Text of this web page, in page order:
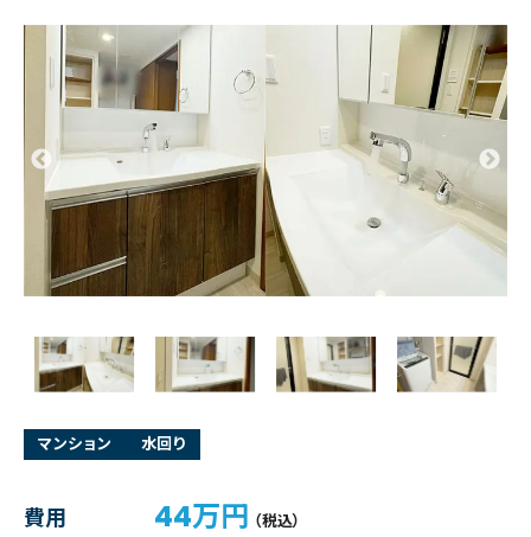
マンション 水回り
費用 44万円 （税込）